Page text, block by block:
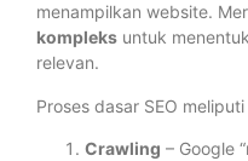
menampilkan website.
kompleks untuk
relevan.
Proses dasar SEO
Crawling – Google